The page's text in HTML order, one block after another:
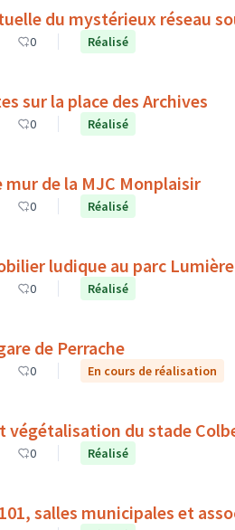
du mystérieux réseau
0 Réalisé
sur la place des Archives
0 Réalisé
mur de la MJC Monplaisir
0 Réalisé
ludique au parc Lumière
0 Réalisé
de Perrache
0 En cours de réalisation
végétalisation du stade
0 Réalisé
salles municipales et